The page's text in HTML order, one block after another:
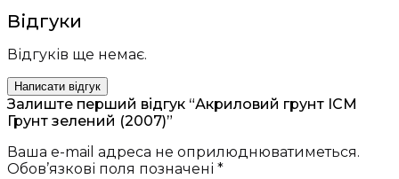
Відгуки
Відгуків ще немає.
Написати відгук
Залиште перший відгук “Акриловий грунт ICM
Грунт зелений (2007)”
Ваша e-mail адреса не оприлюднюватиметься.
Обов’язкові поля позначені *